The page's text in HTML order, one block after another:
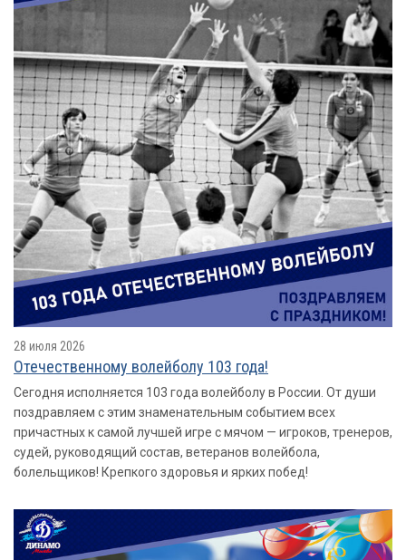
28 июля 2026
Отечественному волейболу 103 года!
Сегодня исполняется 103 года волейболу в России. От души
поздравляем с этим знаменательным событием всех
причастных к самой лучшей игре с мячом — игроков, тренеров,
судей, руководящий состав, ветеранов волейбола,
болельщиков! Крепкого здоровья и ярких побед!